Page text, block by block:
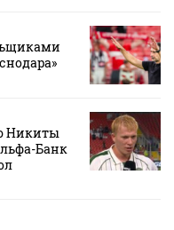
Никиты
Банк